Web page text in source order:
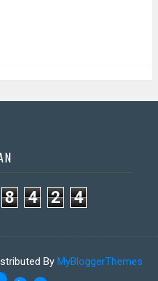
8 4 2 4
ByMyBloggerThemes